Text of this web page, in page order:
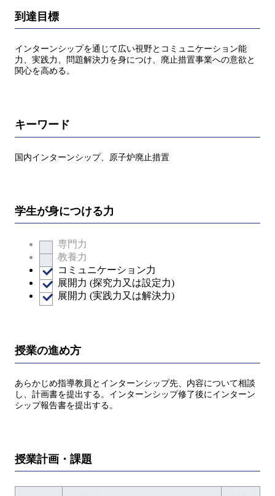
到達目標
インターンシップを通じて広い視野とコミュニケーション能
力、実践力、問題解決力を身につけ、廃止措置事業への意欲と
関心を高める。
キーワード
国内インターンシップ、原子炉廃止措置
学生が身につける力
専門力
教養力
コミュニケーション力
展開力 (探究力又は設定力)
展開力 (実践力又は解決力)
授業の進め方
あらかじめ指導教員とインターンシップ先、内容について相談
し、計画書を提出する。インターンシップ修了後にインターン
シップ報告書を提出する。
授業計画・課題